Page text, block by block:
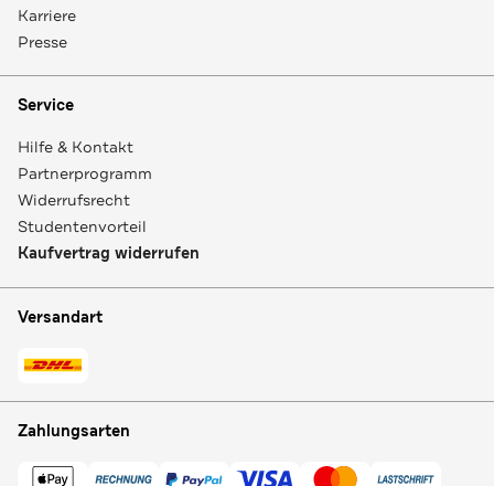
Karriere
Presse
Service
Hilfe & Kontakt
Partnerprogramm
Widerrufsrecht
Studentenvorteil
Kaufvertrag widerrufen
Versandart
Zahlungsarten